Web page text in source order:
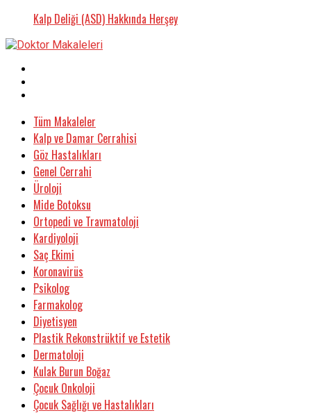
Kalp Deliği (ASD) Hakkında Herşey
Tüm Makaleler
Kalp ve Damar Cerrahisi
Göz Hastalıkları
Genel Cerrahi
Üroloji
Mide Botoksu
Ortopedi ve Travmatoloji
Kardiyoloji
Saç Ekimi
Koronavirüs
Psikolog
Farmakolog
Diyetisyen
Plastik Rekonstrüktif ve Estetik
Dermatoloji
Kulak Burun Boğaz
Çocuk Onkoloji
Çocuk Sağlığı ve Hastalıkları